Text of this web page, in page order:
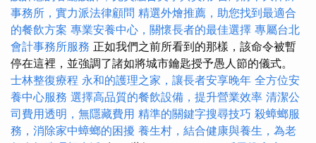
事務所，實力派法律顧問 精選外燴推薦，助您找到最適合
的餐飲方案 專業安養中心，關懷長者的最佳選擇 專屬台北
會計事務所服務 正如我們之前所看到的那樣，該命令被暫
停在這裡，並強調了諸如將城市鑰匙授予愚人節的儀式。
士林整復療程 永和的護理之家，讓長者安享晚年 全方位安
養中心服務 選擇高品質的餐飲設備，提升營業效率 清潔公
司費用透明，無隱藏費用 精準的關鍵字搜尋技巧 殺蟑螂服
務，消除家中蟑螂的困擾 養生村，結合健康與養生，為老